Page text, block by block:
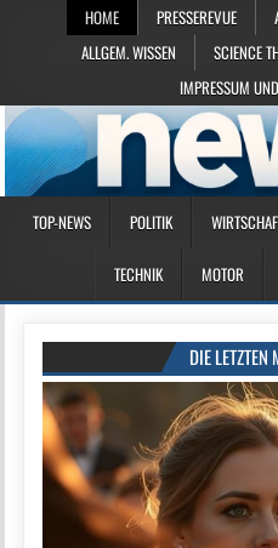
HOME PRESSEREVUE
ALLGEM. WISSEN
SCIENCE
IMPRESSUM
TOP-NEWS POLITIK
TECHNIK MOTOR
DIE LETZTEN